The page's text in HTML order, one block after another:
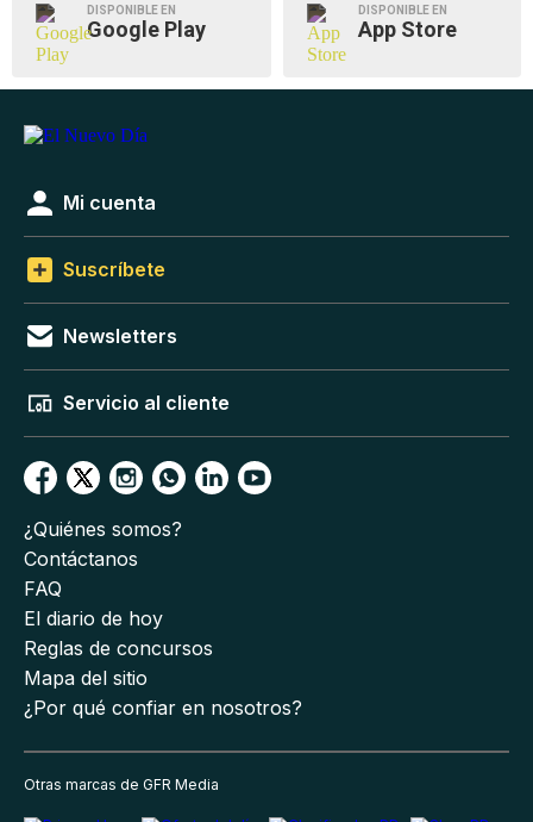
DISPONIBLE EN
Google Play
DISPONIBLE EN
App Store
Mi cuenta
Suscríbete
Newsletters
Servicio al cliente
¿Quiénes somos?
Contáctanos
FAQ
El diario de hoy
Reglas de concursos
Mapa del sitio
¿Por qué confiar en nosotros?
Otras marcas de GFR Media